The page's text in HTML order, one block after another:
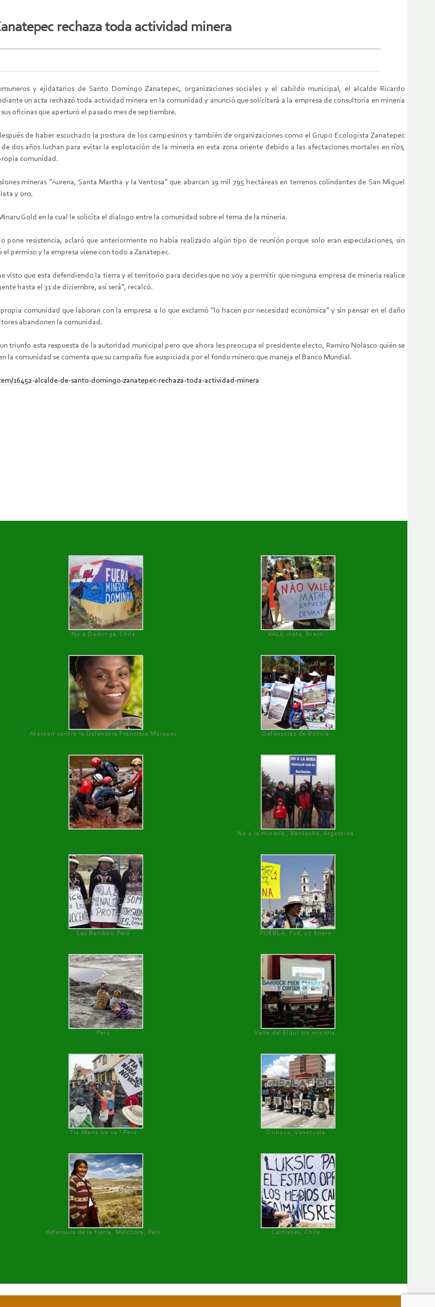
rechaza toda actividad minera
y ejidatarios de Santo Domingo Zanatepec, organizaciones sociales y el cabildo municipal, el alcalde Ricardo
un acta rechazó toda actividad minera en la comunidad y anunció que solicitará a la empresa de consultoría en minería
oficinas que aperturó el pasado mes de septiembre.
de haber escuchado la postura de los campesinos y también de organizaciones como el Grupo Ecologista Zanatepec
de dos años luchan para evitar la explotación de la mineria en esta zona oriente debido a las afectaciones mortales en ríos,
comunidad.
mineras “Aurena, Santa Martha y la Ventosa” que abarcan 19 mil 795 hectáreas en terrenos colindantes de San Miguel
y oro.
Gold en la cual le solicita el dialogo entre la comunidad sobre el tema de la mineria.
pone resistencia, aclaró que anteriormente no había realizado algún tipo de reunión porque solo eran especulaciones, sin
permiso y la empresa viene con todo a Zanatepec.
visto que esta defendiendo la tierra y el territorio para decirles que no voy a permitir que ninguna empresa de mineria realice
hasta el 31 de diciembre, así será”, recalcó.
comunidad que laboran con la empresa a lo que exclamó “lo hacen por necesidad económica” y sin pensar en el daño
abandonen la comunidad.
triunfo esta respuesta de la autoridad municipal pero que ahora les preocupa el presidente electo, Ramiro Nolasco quién se
la comunidad se comenta que su campaña fue auspiciada por el fondo minero que maneja el Banco Mundial.
16452-alcalde-de-santo-domingo-zanatepec-rechaza-toda-actividad-minera
No a Dominga, Chile
VALE mata, Brasil
Atentan contra la Defensora Francisca Márquez Defensoras de Bolivia
No a la minería , Bariloche, Argentina
Las Bambas, Perú PUEBLA, Pue, 27 Enero
Perú Valle del Elqui sin minería.
Tía María no va ! Perú Orinoco, Venezuela
defensora de la tierra, Melchora, Perú Caimanes, Chile